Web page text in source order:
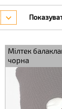
Мілтек
чорна